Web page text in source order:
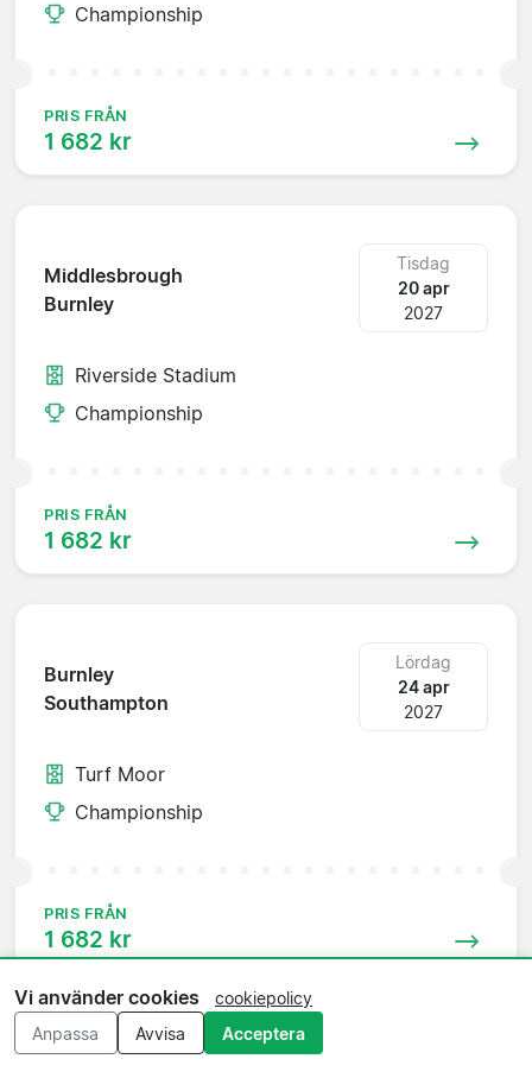
Championship
PRIS FRÅN
1 682 kr
Middlesbrough
Burnley
Tisdag
20 apr
2027
Riverside Stadium
Championship
PRIS FRÅN
1 682 kr
Burnley
Southampton
Lördag
24 apr
2027
Turf Moor
Championship
PRIS FRÅN
1 682 kr
Vi använder cookies
cookiepolicy
Anpassa
Avvisa Acceptera